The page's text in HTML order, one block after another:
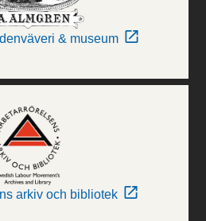
& museum
arkiv och bibliotek